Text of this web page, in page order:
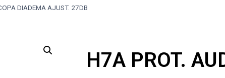
DIADEMA AJUST. 27DB
H7A PROT.